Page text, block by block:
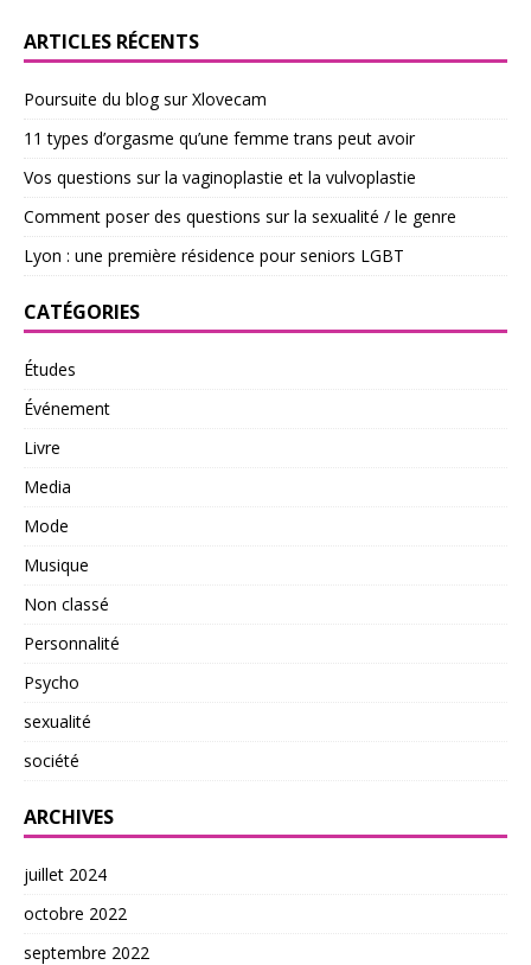
ARTICLES RÉCENTS
Poursuite du blog sur Xlovecam
11 types d’orgasme qu’une femme trans peut avoir
Vos questions sur la vaginoplastie et la vulvoplastie
Comment poser des questions sur la sexualité / le genre
Lyon : une première résidence pour seniors LGBT
CATÉGORIES
Études
Événement
Livre
Media
Mode
Musique
Non classé
Personnalité
Psycho
sexualité
société
ARCHIVES
juillet 2024
octobre 2022
septembre 2022